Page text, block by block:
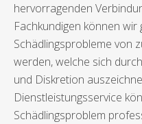
hervorragenden
Fachkundigen können
Schädlingsprobleme von
werden, welche sich
und Diskretion
Dienstleistungsservice
Schädlingsproblem